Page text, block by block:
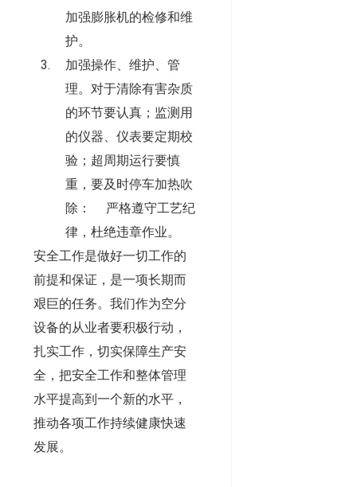
加强膨胀机的检修和维
护。
加强操作、维护、管
理。对于清除有害杂质
的环节要认真；监测用
的仪器、仪表要定期校
验；超周期运行要慎
重，要及时停车加热吹
除： 严格遵守工艺纪
律，杜绝违章作业。
安全工作是做好一切工作的
前提和保证，是一项长期而
艰巨的任务。我们作为空分
设备的从业者要积极行动，
扎实工作，切实保障生产安
全，把安全工作和整体管理
水平提高到一个新的水平，
推动各项工作持续健康快速
发展。